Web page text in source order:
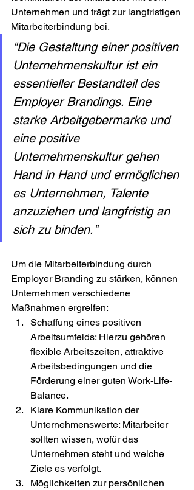
Unternehmen und trägt zur langfristigen
Mitarbeiterbindung bei.
"Die Gestaltung einer positiven
Unternehmenskultur ist ein
essentieller Bestandteil des
Employer Brandings. Eine
starke Arbeitgebermarke und
eine positive
Unternehmenskultur gehen
Hand in Hand und ermöglichen
es Unternehmen, Talente
anzuziehen und langfristig an
sich zu binden."
Um die Mitarbeiterbindung durch
Employer Branding zu stärken, können
Unternehmen verschiedene
Maßnahmen ergreifen:
Schaffung eines positiven
Arbeitsumfelds: Hierzu gehören
flexible Arbeitszeiten, attraktive
Arbeitsbedingungen und die
Förderung einer guten Work-Life-
Balance.
Klare Kommunikation der
Unternehmenswerte: Mitarbeiter
sollten wissen, wofür das
Unternehmen steht und welche
Ziele es verfolgt.
Möglichkeiten zur persönlichen